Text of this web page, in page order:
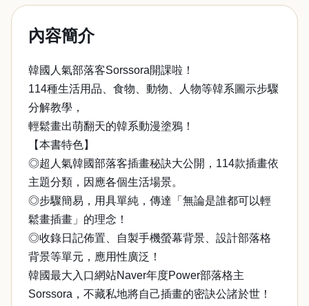
內容簡介
韓國人氣部落客Sorssora開課啦！
114種生活用品、食物、動物、人物等韓系圖示步驟
分解教學，
輕鬆畫出萌翻天的韓系動漫塗鴉！
【本書特色】
◎超人氣韓國部落客插畫秘訣大公開，114款插畫依
主題分類，因應各個生活場景。
◎步驟簡易，用具單純，傳達「無論是誰都可以輕
鬆畫插畫」的理念！
◎收錄日記佈置、自製手機螢幕背景、設計部落格
背景等單元，應用性廣泛！
韓國最大入口網站Naver年度Power部落格主
Sorssora，不藏私地將自己插畫的密訣公諸於世！